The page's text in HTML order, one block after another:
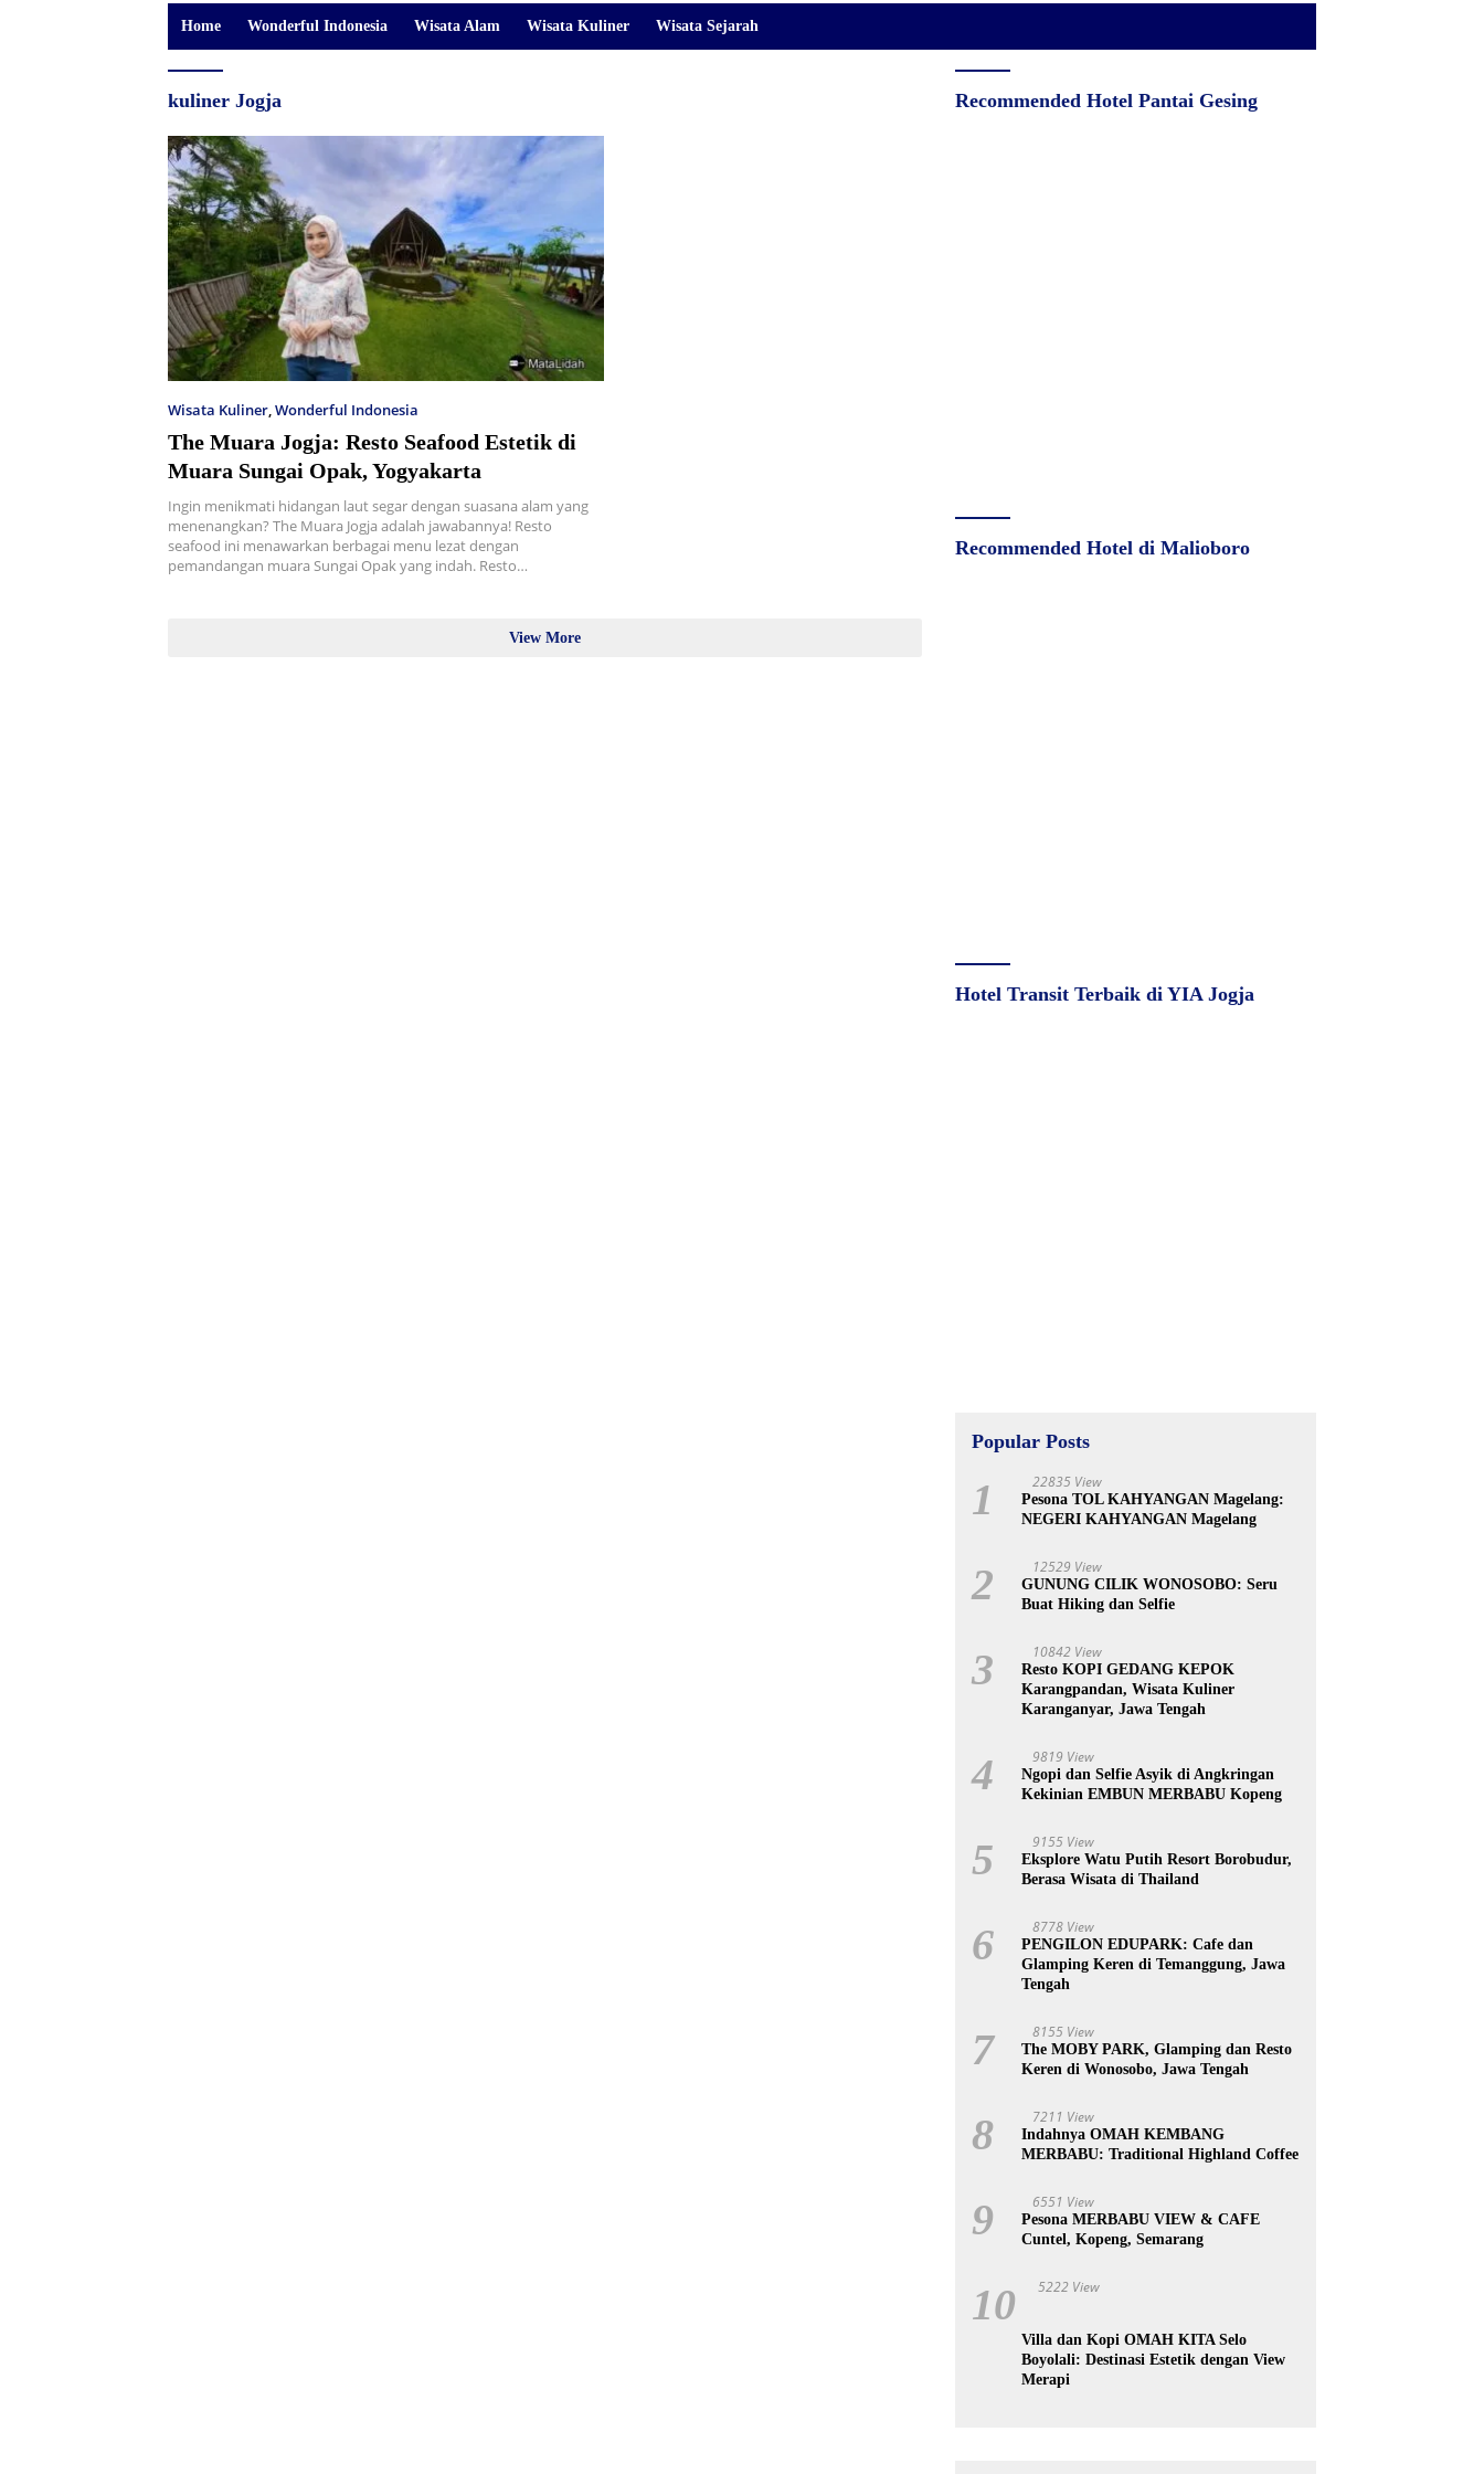
Home Wonderful Indonesia Wisata Alam Wisata Kuliner Wisata Sejarah
kuliner Jogja
Wisata Kuliner,Wonderful Indonesia
The Muara Jogja: Resto Seafood Estetik di
Muara Sungai Opak, Yogyakarta
Ingin menikmati hidangan laut segar dengan suasana alam yang
menenangkan? The Muara Jogja adalah jawabannya! Resto
seafood ini menawarkan berbagai menu lezat dengan
pemandangan muara Sungai Opak yang indah. Resto…
View More
Recommended Hotel Pantai Gesing
Recommended Hotel di Malioboro
Hotel Transit Terbaik di YIA Jogja
Popular Posts
1 22835 View
Pesona TOL KAHYANGAN Magelang:
NEGERI KAHYANGAN Magelang
2 12529 View
GUNUNG CILIK WONOSOBO: Seru
Buat Hiking dan Selfie
3 10842 View
Resto KOPI GEDANG KEPOK
Karangpandan, Wisata Kuliner
Karanganyar, Jawa Tengah
4 9819 View
Ngopi dan Selfie Asyik di Angkringan
Kekinian EMBUN MERBABU Kopeng
5 9155 View
Eksplore Watu Putih Resort Borobudur,
Berasa Wisata di Thailand
6 8778 View
PENGILON EDUPARK: Cafe dan
Glamping Keren di Temanggung, Jawa
Tengah
7 8155 View
The MOBY PARK, Glamping dan Resto
Keren di Wonosobo, Jawa Tengah
8 7211 View
Indahnya OMAH KEMBANG
MERBABU: Traditional Highland Coffee
9 6551 View
Pesona MERBABU VIEW & CAFE
Cuntel, Kopeng, Semarang
10 5222 View
Villa dan Kopi OMAH KITA Selo
Boyolali: Destinasi Estetik dengan View
Merapi